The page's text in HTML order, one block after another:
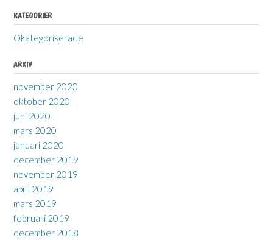
KATEGORIER
Okategoriserade
ARKIV
november 2020
oktober 2020
juni 2020
mars 2020
januari 2020
december 2019
november 2019
april 2019
mars 2019
februari 2019
december 2018